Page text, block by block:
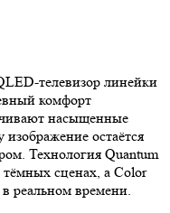
телевизор линейки
комфорт
насыщенные
остаётся
Технология Quantum
сценах, а Color
реальном времени.